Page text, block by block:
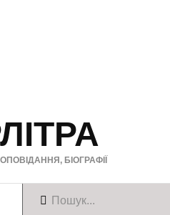
БІОГРАФІЇ